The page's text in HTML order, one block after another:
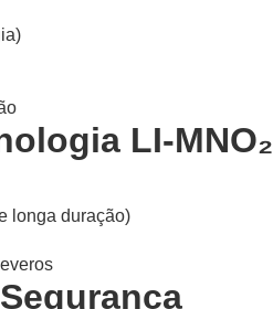
LI-MNO₂
longa duração)